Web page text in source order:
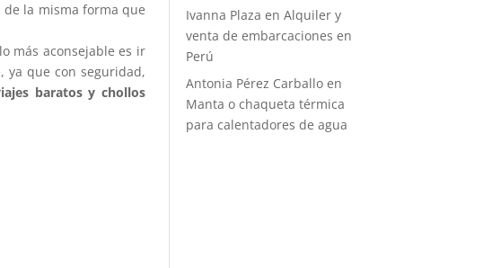
la misma forma que
más aconsejable es ir
ya que con seguridad,
baratos y chollos
Ivanna Plaza enAlquiler y
venta de embarcaciones en
Perú
Antonia Pérez Carballo en
Manta o chaqueta térmica
para calentadores de agua